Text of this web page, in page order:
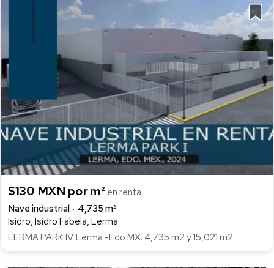
$130 MXN por m² en renta
Nave industrial
4,735 m²
Isidro, Isidro Fabela, Lerma
LERMA PARK IV. Lerma -Edo MX. 4,735 m2 y 15,021 m2